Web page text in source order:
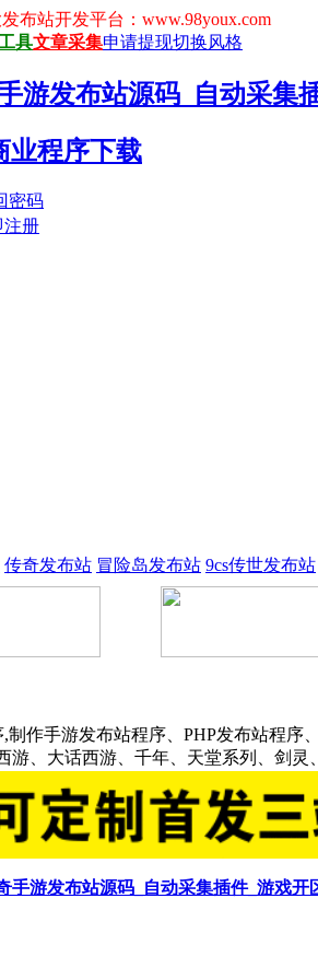
布站开发平台：www.98youx.com
具文章采集申请提现切换风格
密码
注册
传奇发布站 冒险岛发布站 9cs传世发布站
作手游发布站程序、PHP发布站程
、大话西游、千年、天堂系列、剑
手游发布站源码_自动采集插件_游戏开